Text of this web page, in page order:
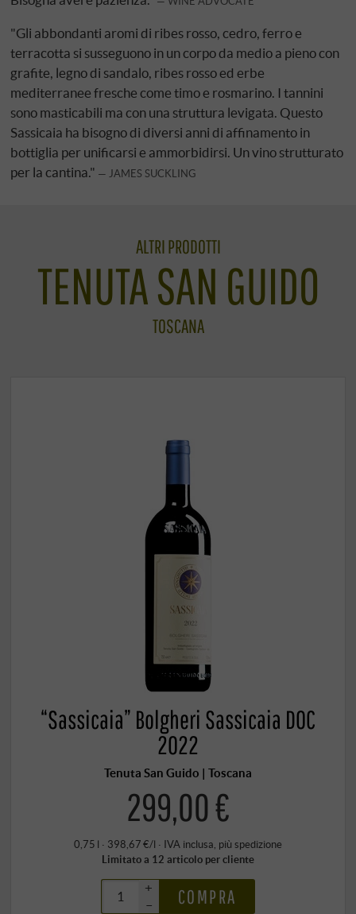
"Gli abbondanti aromi di ribes rosso, cedro, ferro e
terracotta si susseguono in un corpo da medio a pieno con
grafite, legno di sandalo, ribes rosso ed erbe
mediterranee fresche come timo e rosmarino. I tannini
sono masticabili ma con una struttura levigata. Questo
Sassicaia ha bisogno di diversi anni di affinamento in
bottiglia per unificarsi e ammorbidirsi. Un vino strutturato
per la cantina."
JAMES SUCKLING
ALTRI PRODOTTI
TENUTA SAN GUIDO
TOSCANA
“Sassicaia” Bolgheri Sassicaia DOC
2022
Tenuta San Guido | Toscana
299,00 €
0,75 l · 398,67 €/l · IVA inclusa , più spedizione
Limitato a 12 articolo per cliente
+
–
COMPRA